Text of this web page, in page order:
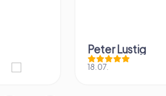
Peter Lustig
18.07.